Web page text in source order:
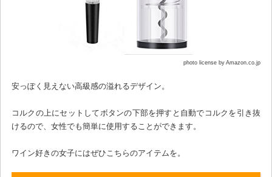
photo license by Amazon.co.jp
安っぽく見えない高級感の溢れるデザイン。
コルクの上にセットしてボタンの下部を押すと自動でコルクを引き抜
けるので、女性でも簡単に使用することができます。
ワイン好きの女子にはぜひこちらのアイテムを。